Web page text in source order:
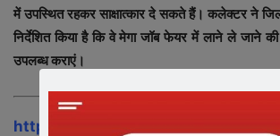
में उपस्थित रहकर साक्षात्कार दे सकते हैं। कलेक्टर ने
निर्देशित किया है कि वे मेगा जॉब फेयर में लाने ले जाने
उपलब्ध कराएं।
https://chat.whatsapp.com/